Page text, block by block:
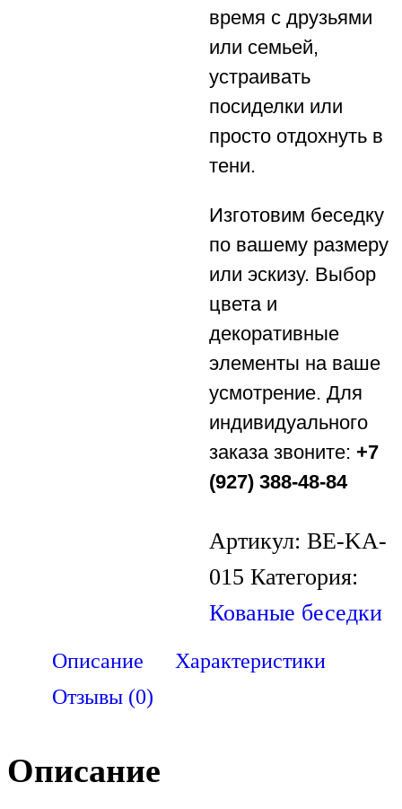
время с друзьями
или семьей,
устраивать
посиделки или
просто отдохнуть в
тени.
Изготовим беседку
по вашему размеру
или эскизу. Выбор
цвета и
декоративные
элементы на ваше
усмотрение. Для
индивидуального
заказа звоните: +7
(927) 388-48-84
Артикул: BE-KA-
015 Категория:
Кованые беседки
Описание
Характеристики
Отзывы (0)
Описание